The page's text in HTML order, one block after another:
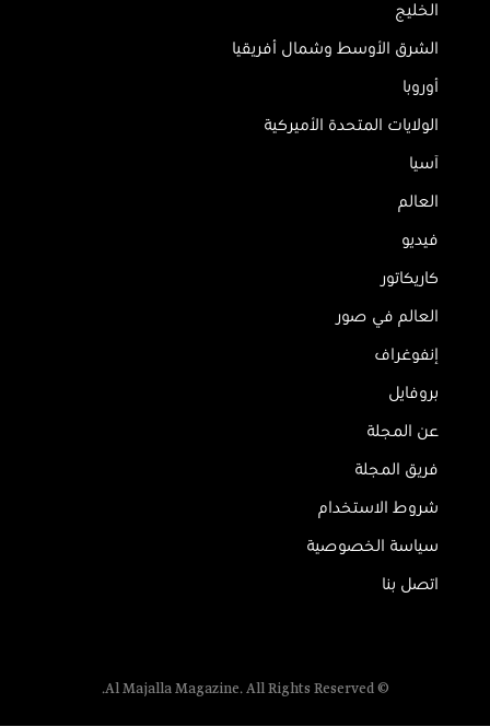
الخليج
الشرق الأوسط وشمال أفريقيا
أوروبا
الولايات المتحدة الأميركية
آسيا
العالم
فيديو
كاريكاتور
العالم في صور
إنفوغراف
بروفايل
عن المجلة
فريق المجلة
شروط الاستخدام
سياسة الخصوصية
اتصل بنا
© Al Majalla Magazine. All Rights Reserved.